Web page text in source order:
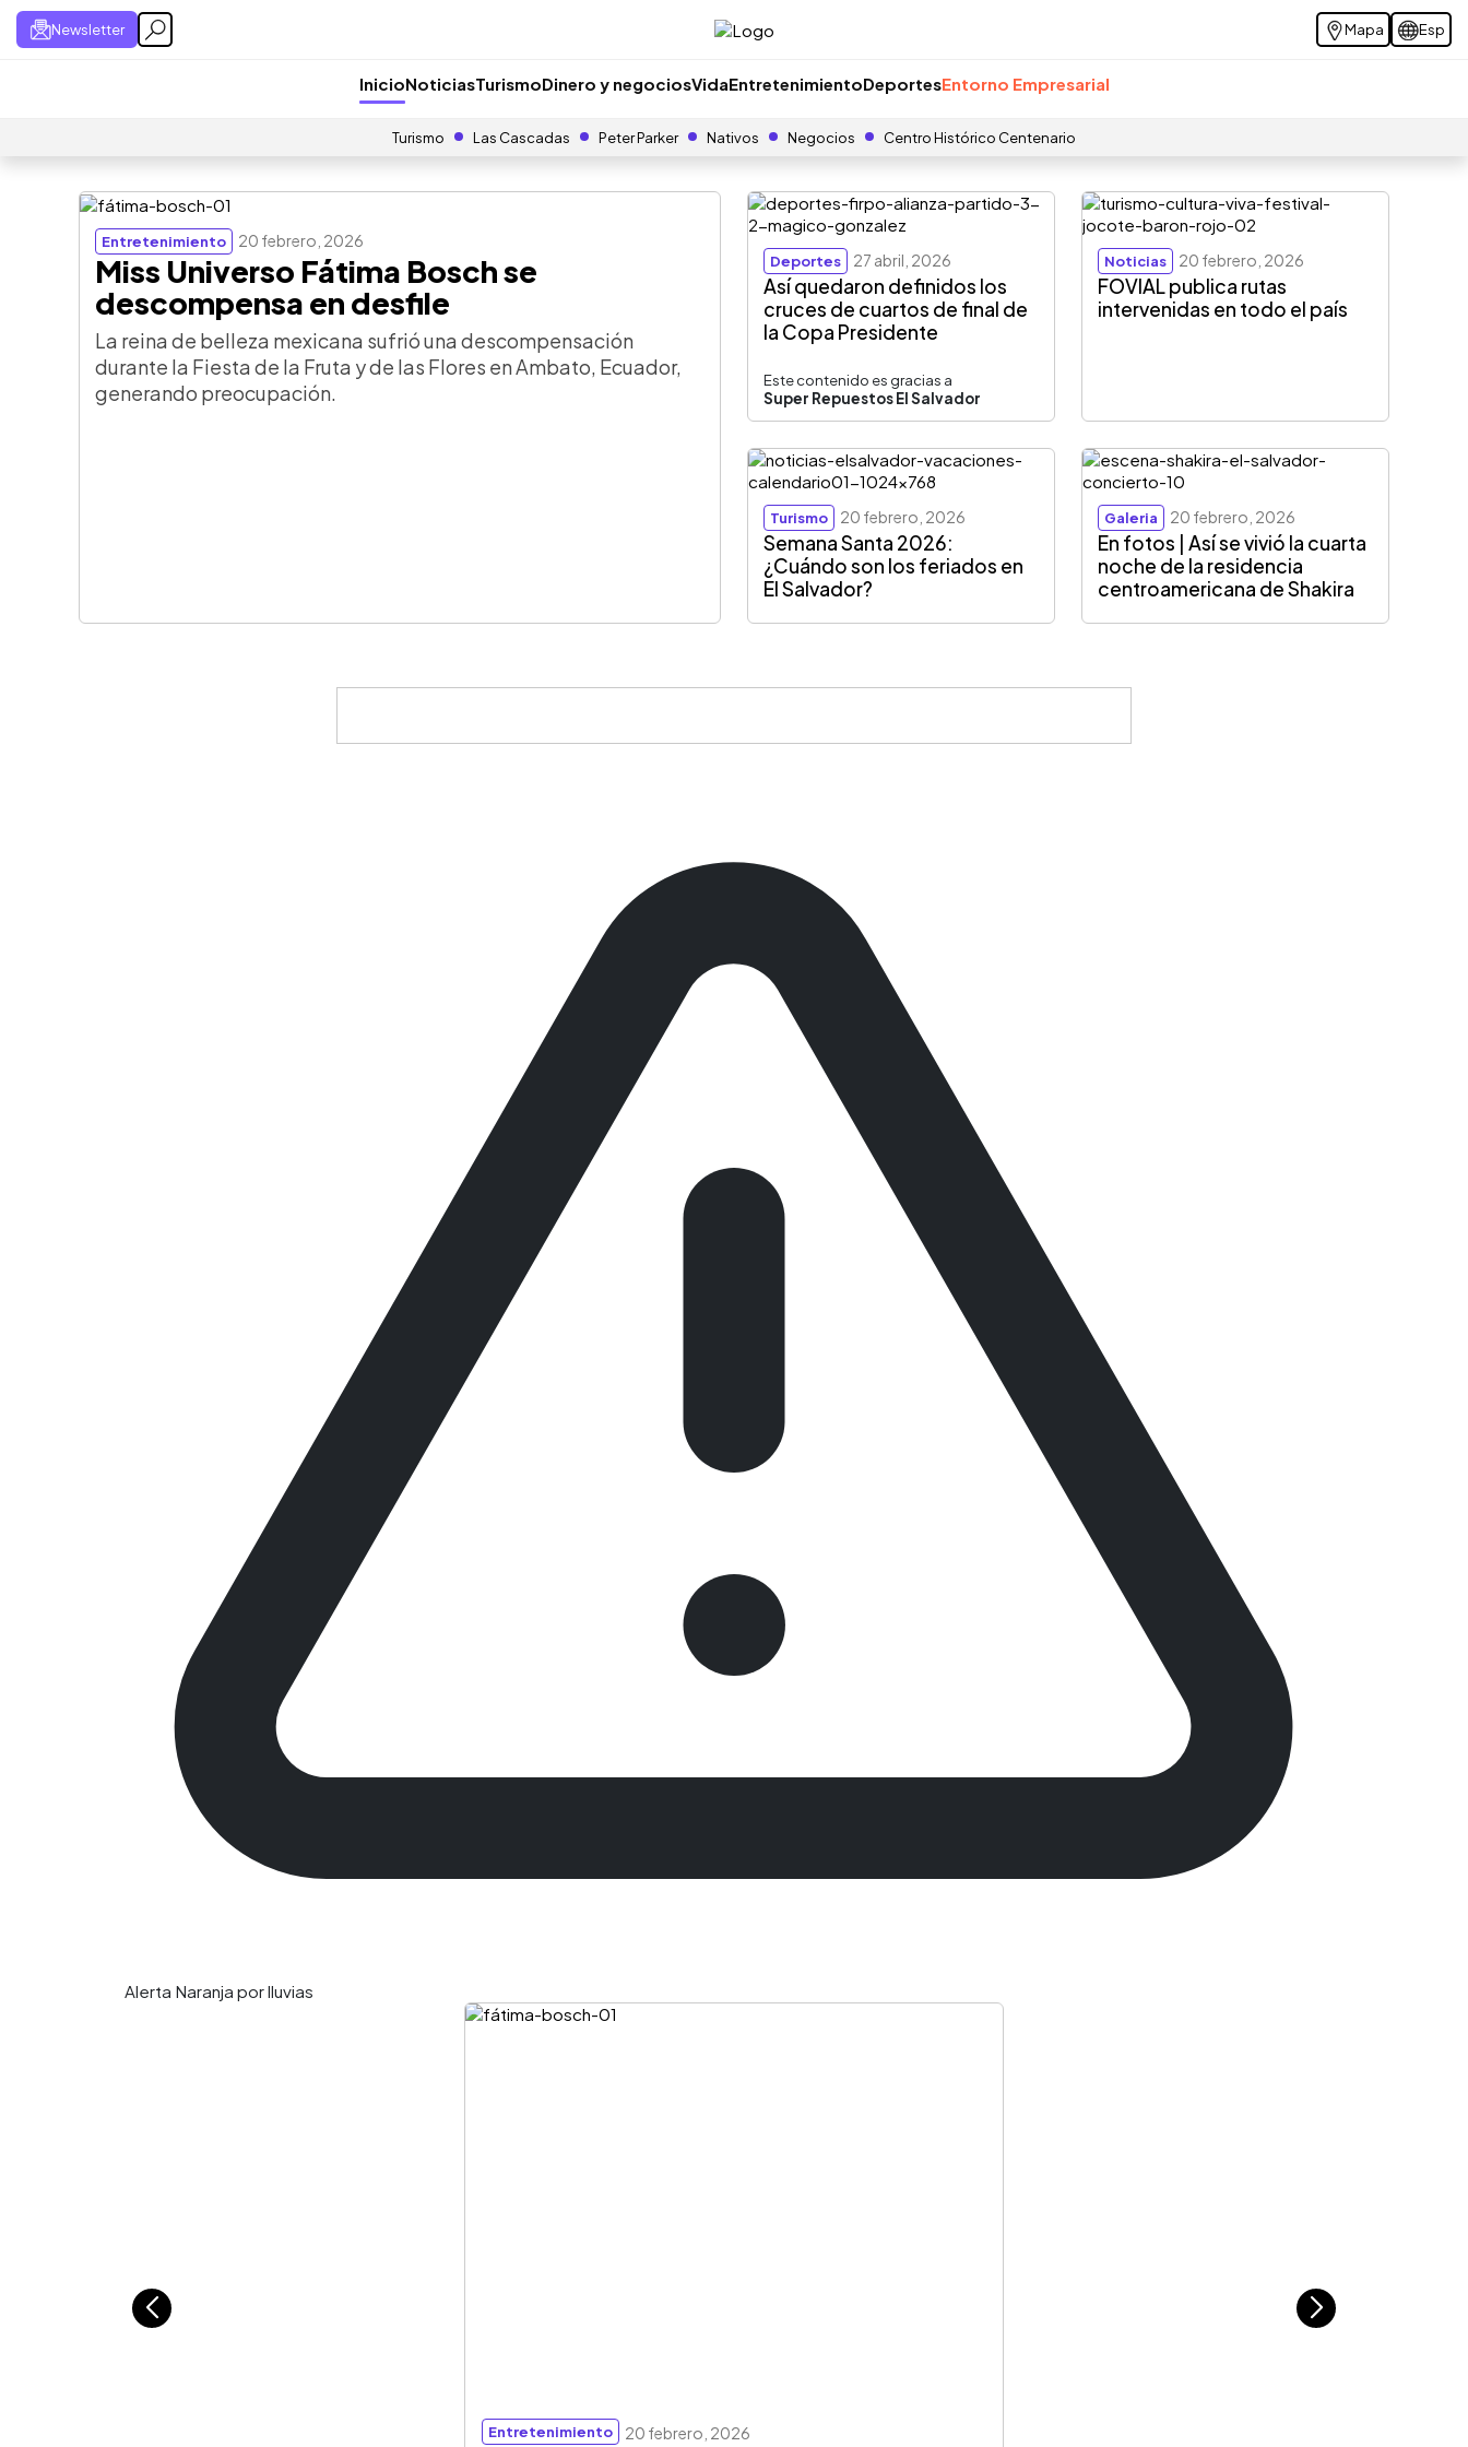
Newsletter Mapa Esp
InicioNoticiasTurismoDinero y negociosVidaEntretenimientoDeportesEntorno Empresarial
Turismo Las Cascadas Peter Parker Nativos Negocios Centro Histórico Centenario
Entretenimiento 20 febrero, 2026
Miss Universo Fátima Bosch se
descompensa en desfile
La reina de belleza mexicana sufrió una descompensación
durante la Fiesta de la Fruta y de las Flores en Ambato, Ecuador,
generando preocupación.
Deportes 27 abril, 2026
Así quedaron definidos los
cruces de cuartos de final de
la Copa Presidente
Este contenido es gracias a
Super Repuestos El Salvador
Noticias 20 febrero, 2026
FOVIAL publica rutas
intervenidas en todo el país
Turismo 20 febrero, 2026
Semana Santa 2026:
¿Cuándo son los feriados en
El Salvador?
Galeria 20 febrero, 2026
En fotos | Así se vivió la cuarta
noche de la residencia
centroamericana de Shakira
Alerta Naranja por lluvias
Entretenimiento 20 febrero, 2026